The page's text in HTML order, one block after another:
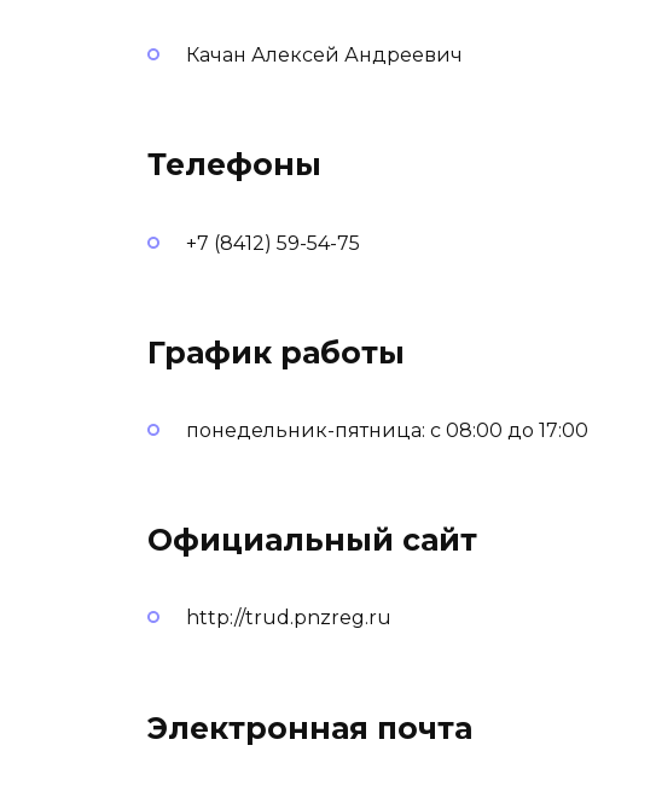
Качан Алексей Андреевич
Телефоны
+7 (8412) 59-54-75
График работы
понедельник-пятница: с 08:00 до 17:00
Официальный сайт
http://trud.pnzreg.ru
Электронная почта